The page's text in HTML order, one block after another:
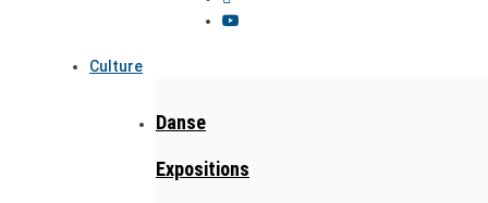
Culture
Danse
Expositions